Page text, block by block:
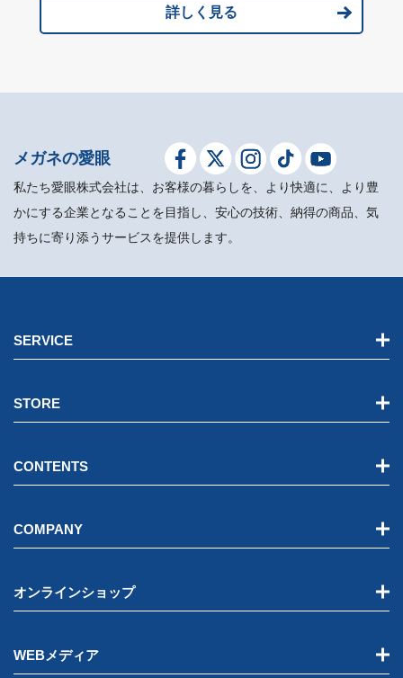
詳しく見る
メガネの愛眼
私たち愛眼株式会社は、お客様の暮らしを、より快適に、より豊
かにする企業となることを目指し、安心の技術、納得の商品、気
持ちに寄り添うサービスを提供します。
SERVICE
STORE
CONTENTS
COMPANY
オンラインショップ
WEBメディア